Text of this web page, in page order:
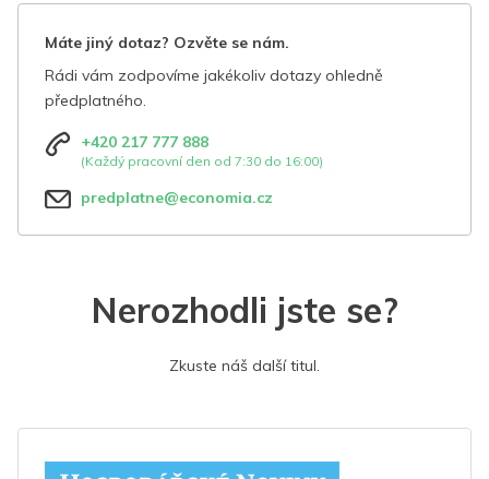
Máte jiný dotaz? Ozvěte se nám.
Rádi vám zodpovíme jakékoliv dotazy ohledně
předplatného.
+420 217 777 888
(Každý pracovní den od 7:30 do 16:00)
predplatne@economia.cz
Nerozhodli jste se?
Zkuste náš další titul.